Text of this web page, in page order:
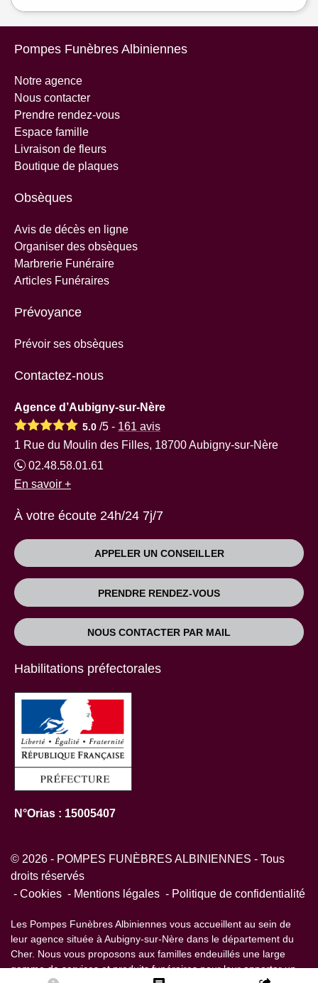
Pompes Funèbres Albiniennes
Notre agence
Nous contacter
Prendre rendez-vous
Espace famille
Livraison de fleurs
Boutique de plaques
Obsèques
Avis de décès en ligne
Organiser des obsèques
Marbrerie Funéraire
Articles Funéraires
Prévoyance
Prévoir ses obsèques
Contactez-nous
Agence d’Aubigny-sur-Nère
5.0 /5 - 161 avis
1 Rue du Moulin des Filles, 18700 Aubigny-sur-Nère
02.48.58.01.61
En savoir +
À votre écoute 24h/24 7j/7
APPELER UN CONSEILLER
PRENDRE RENDEZ-VOUS
NOUS CONTACTER PAR MAIL
Habilitations préfectorales
N°Orias : 15005407
© 2026 - POMPES FUNÈBRES ALBINIENNES - Tous
droits réservés
Cookies
Mentions légales Politique de confidentialité
Les Pompes Funèbres Albiniennes vous accueillent au sein de
leur agence située à Aubigny-sur-Nère dans le département du
Cher. Nous vous proposons aux familles endeuillés une large
gamme de services et produits funéraires pour leur apporter un